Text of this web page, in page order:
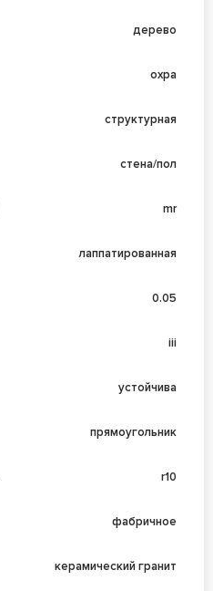
дерево
охра
структурная
стена/пол
mr
лаппатированная
0.05
iii
устойчива
прямоугольник
r10
фабричное
керамический гранит